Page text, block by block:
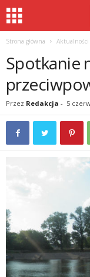
Strona główna Aktualności
Spotkanie
Przez Redakcja - 5